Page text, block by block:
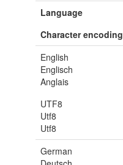
Language
Character encoding
English
Englisch
Anglais
UTF8
Utf8
Utf8
German